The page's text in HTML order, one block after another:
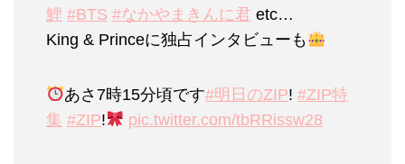
鯉 #BTS #なかやまきんに君 etc…
King & Princeに独占インタビューも
あさ7時15分頃です#明日のZIP!#ZIP特
集 #ZIP! pic.twitter.com/tbRRissw28